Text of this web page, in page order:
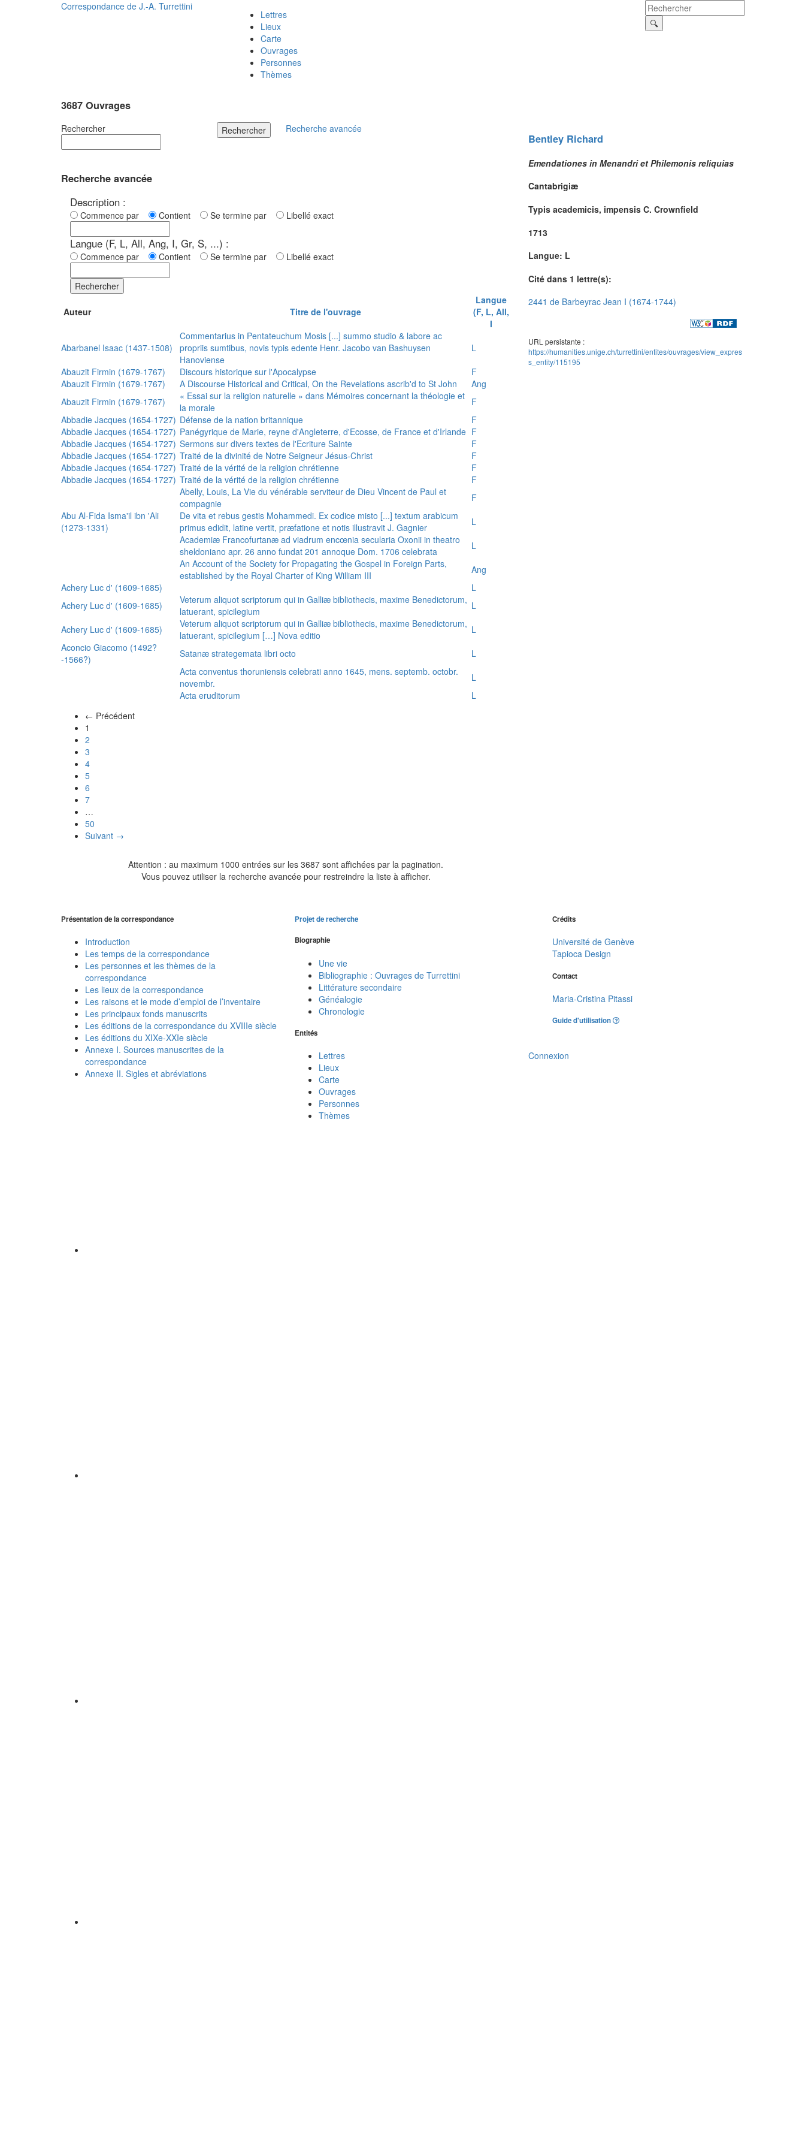
Correspondance de J.-A. Turrettini
Lettres
Lieux
Carte
Ouvrages
Personnes
Thèmes
3687 Ouvrages
Rechercher Rechercher Recherche avancée
Recherche avancée
Description :
Commence par Contient Se termine par Libellé exact
Langue (F, L, All, Ang, I, Gr, S, ...) :
Commence par Contient Se termine par Libellé exact
Rechercher
Auteur Titre de l'ouvrage
Langue
(F, L, All,
I
Abarbanel Isaac (1437-1508)
Commentarius in Pentateuchum Mosis [...] summo studio & labore ac
propriis sumtibus, novis typis edente Henr. Jacobo van Bashuysen
Hanoviense
L
Abauzit Firmin (1679-1767)
Discours historique sur l'Apocalypse
F
Abauzit Firmin (1679-1767)
A Discourse Historical and Critical, On the Revelations ascrib'd to St John
Ang
Abauzit Firmin (1679-1767)
« Essai sur la religion naturelle » dans Mémoires concernant la théologie et
la morale
F
Abbadie Jacques (1654-1727) Défense de la nation britannique
F
Abbadie Jacques (1654-1727) Panégyrique de Marie, reyne d'Angleterre, d'Ecosse, de France et d'Irlande F
Abbadie Jacques (1654-1727) Sermons sur divers textes de l'Ecriture Sainte
F
Abbadie Jacques (1654-1727) Traité de la divinité de Notre Seigneur Jésus-Christ
F
Abbadie Jacques (1654-1727) Traité de la vérité de la religion chrétienne
F
Abbadie Jacques (1654-1727) Traité de la vérité de la religion chrétienne
F
Abelly, Louis, La Vie du vénérable serviteur de Dieu Vincent de Paul et
compagnie
F
Abu Al-Fida Isma'il ibn 'Ali
(1273-1331)
De vita et rebus gestis Mohammedi. Ex codice misto [...] textum arabicum
primus edidit, latine vertit, præfatione et notis illustravit J. Gagnier
L
Academiæ Francofurtanæ ad viadrum encœnia secularia Oxonii in theatro
sheldoniano apr. 26 anno fundat 201 annoque Dom. 1706 celebrata
L
An Account of the Society for Propagating the Gospel in Foreign Parts,
established by the Royal Charter of King William III
Ang
Achery Luc d' (1609-1685)
L
Achery Luc d' (1609-1685)
Veterum aliquot scriptorum qui in Galliæ bibliothecis, maxime Benedictorum,
latuerant, spicilegium
L
Achery Luc d' (1609-1685)
Veterum aliquot scriptorum qui in Galliæ bibliothecis, maxime Benedictorum,
latuerant, spicilegium […] Nova editio
L
Aconcio Giacomo (1492?
-1566?)
Satanæ strategemata libri octo
L
Acta conventus thoruniensis celebrati anno 1645, mens. septemb. octobr.
novembr.
L
Acta eruditorum
L
← Précédent
1
2
3
4
5
6
7
…
50
Suivant →
Attention : au maximum 1000 entrées sur les 3687 sont affichées par la pagination.
Vous pouvez utiliser la recherche avancée pour restreindre la liste à afficher.
Bentley Richard
Emendationes in Menandri et Philemonis reliquias
Cantabrigiæ
Typis academicis, impensis C. Crownfield
1713
Langue: L
Cité dans 1 lettre(s):
2441 de Barbeyrac Jean I (1674-1744)
URL persistante :
https://humanities.unige.ch/turrettini/entites/ouvrages/view_expres
s_entity/115195
Présentation de la correspondance
Introduction
Les temps de la correspondance
Les personnes et les thèmes de la
correspondance
Les lieux de la correspondance
Les raisons et le mode d’emploi de l’inventaire
Les principaux fonds manuscrits
Les éditions de la correspondance du XVIIIe siècle
Les éditions du XIXe-XXIe siècle
Annexe I. Sources manuscrites de la
correspondance
Annexe II. Sigles et abréviations
Projet de recherche
Biographie
Une vie
Bibliographie : Ouvrages de Turrettini
Littérature secondaire
Généalogie
Chronologie
Entités
Lettres
Lieux
Carte
Ouvrages
Personnes
Thèmes
Crédits
Université de Genève
Tapioca Design
Contact
Maria-Cristina Pitassi
Guide d'utilisation
Connexion